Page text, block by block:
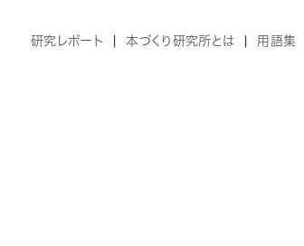
研究レポート 本づくり研究所とは 用語集